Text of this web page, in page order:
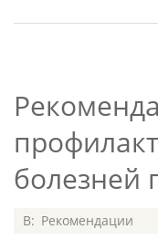
болезней
2020-
В: Рекомендации